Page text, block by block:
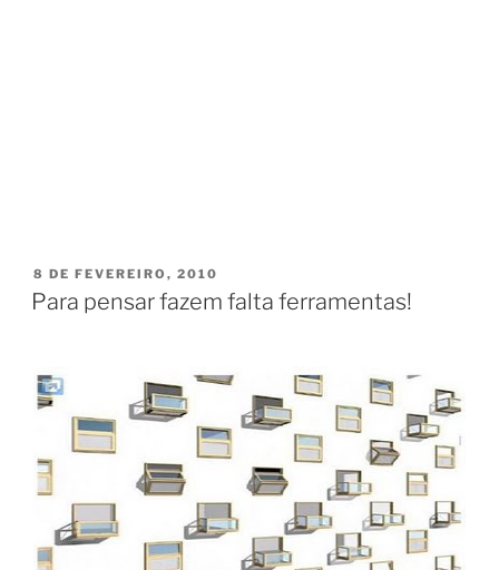
PUBLICADO
EM
8 DE FEVEREIRO, 2010
Para pensar fazem falta ferramentas!